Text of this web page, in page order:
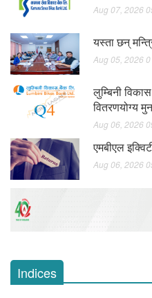
Aug 07, 2026
यस्ता छन्
Aug 05, 2026
लुम्बिनी
वितरणयोग्य
Aug 06, 2026
एमबीएल
Aug 06, 2026
Indices